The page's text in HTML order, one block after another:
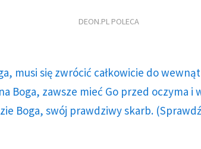
DEON.PL POLECA
musi się zwrócić całkowicie do
Boga, zawsze mieć Go przed oczyma i
Boga, swój prawdziwy skarb.